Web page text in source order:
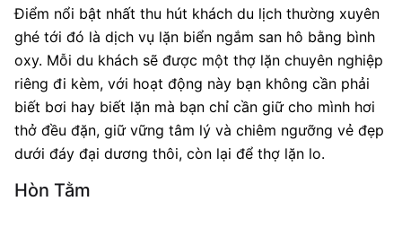
Điểm nổi bật nhất thu hút khách du lịch thường xuyên
ghé tới đó là dịch vụ lặn biển ngắm san hô bằng bình
oxy. Mỗi du khách sẽ được một thợ lặn chuyên nghiệp
riêng đi kèm, với hoạt động này bạn không cần phải
biết bơi hay biết lặn mà bạn chỉ cần giữ cho mình hơi
thở đều đặn, giữ vững tâm lý và chiêm ngưỡng vẻ đẹp
dưới đáy đại dương thôi, còn lại để thợ lặn lo.
Hòn Tằm